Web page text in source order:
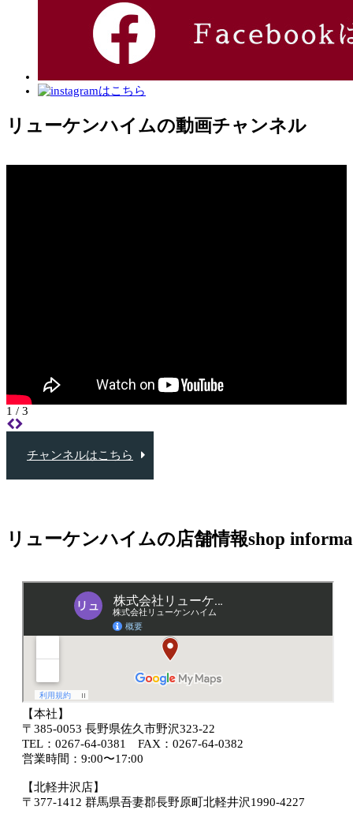
リューケンハイムの動画チャンネル
2 / 3
チャンネルはこちら
リューケンハイムの店舗情報
【本社】
〒385-0053 長野県佐久市野沢323-22
TEL：0267-64-0381 FAX： 0267-64-0382
営業時間：9:00〜17:00
【北軽井沢店】
〒377-1412 群馬県吾妻郡長野原町北軽井沢1990-4227